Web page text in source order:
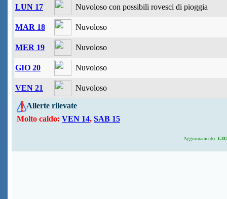
LUN 17 Nuvoloso con possibili rovesci di pioggia
MAR 18 Nuvoloso
MER 19 Nuvoloso
GIO 20 Nuvoloso
VEN 21 Nuvoloso
Allerte rilevate
Molto caldo: VEN 14, SAB 15
Aggiornamento: